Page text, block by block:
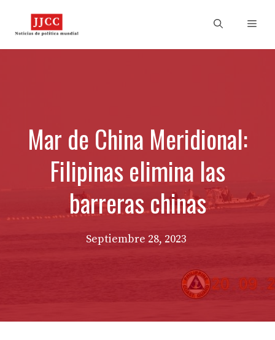
Mar de China Meridional:
Filipinas elimina las
barreras chinas
Septiembre 28, 2023